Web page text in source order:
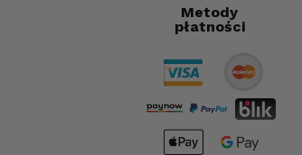
Metody
płatności